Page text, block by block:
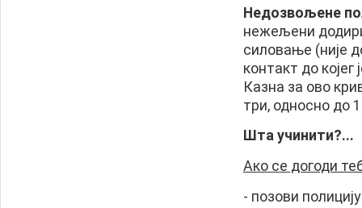
Недозвољене
нежељени
силовање (није
контакт до
Казна за ово
три, односно до
Шта учинити?...
Ако се догоди
- позови полицију